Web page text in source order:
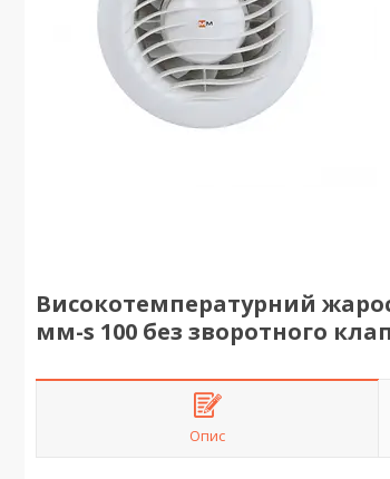
Високотемпературний
мм-s 100 без зворотного
Опис